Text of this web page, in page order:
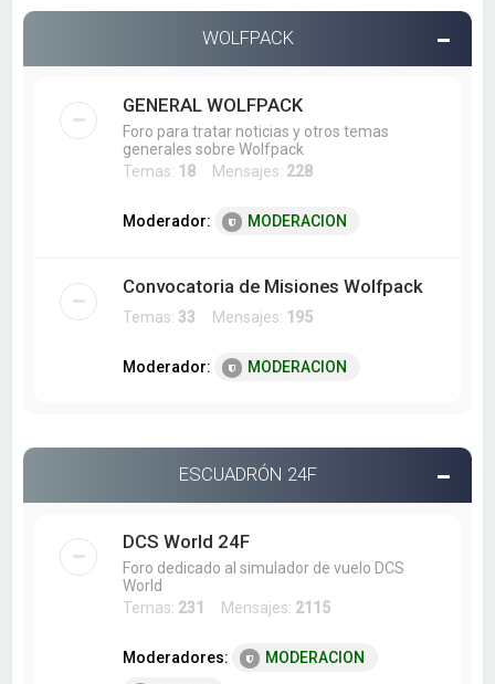
WOLFPACK
GENERAL WOLFPACK
Foro para tratar noticias y otros temas
generales sobre Wolfpack
Temas: 18 Mensajes: 228
Moderador: MODERACION
Convocatoria de Misiones Wolfpack
Temas: 33 Mensajes: 195
Moderador: MODERACION
ESCUADRÓN 24F
DCS World 24F
Foro dedicado al simulador de vuelo DCS
World
Temas: 231 Mensajes: 2115
Moderadores:
MODERACION